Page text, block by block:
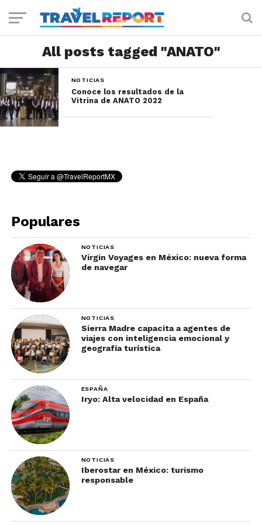
All posts tagged "ANATO"
NOTICIAS
Conoce los resultados de la
Vitrina de ANATO 2022
Populares
NOTICIAS
Virgin Voyages en México: nueva forma
de navegar
NOTICIAS
Sierra Madre capacita a agentes de
viajes con inteligencia emocional y
geografía turística
ESPAÑA
Iryo: Alta velocidad en España
NOTICIAS
Iberostar en México: turismo
responsable